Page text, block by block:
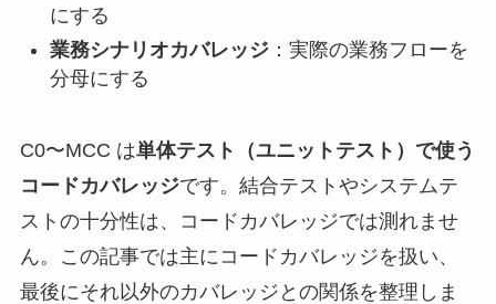
にする
業務シナリオカバレッジ：実際の業務フローを
分母にする
C0〜MCC は単体テスト（ユニットテスト）で使う
コードカバレッジです。結合テストやシステムテ
ストの十分性は、コードカバレッジでは測れませ
ん。この記事では主にコードカバレッジを扱い、
最後にそれ以外のカバレッジとの関係を整理しま